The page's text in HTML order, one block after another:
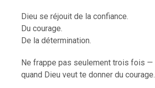
Dieu se réjouit de la confiance.
Du courage.
De la détermination.
Ne frappe pas seulement trois fois —
quand Dieu veut te donner du courage.